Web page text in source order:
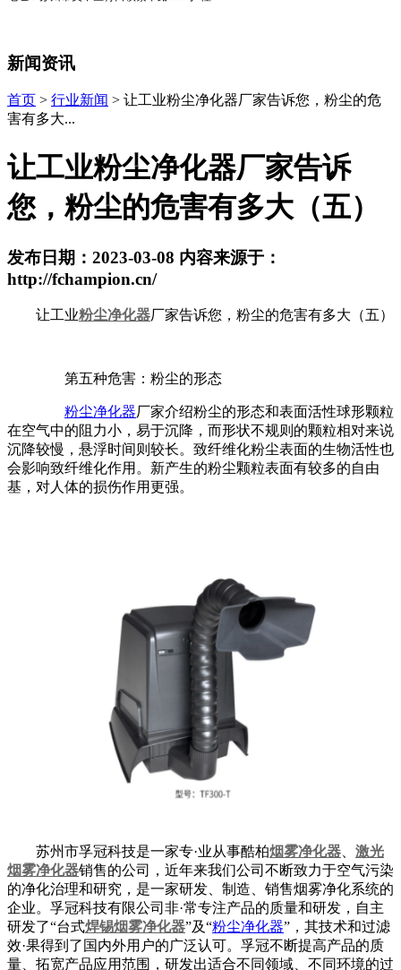
新闻资讯
首页 > 行业新闻 > 让工业粉尘净化器厂家告诉您，粉尘的危
害有多大...
让工业粉尘净化器厂家告诉
您，粉尘的危害有多大（五）
发布日期：2023-03-08 内容来源于：
http://fchampion.cn/
让工业粉尘净化器厂家告诉您，粉尘的危害有多大（五）
第五种危害：粉尘的形态
粉尘净化器厂家介绍粉尘的形态和表面活性球形颗粒
在空气中的阻力小，易于沉降，而形状不规则的颗粒相对来说
沉降较慢，悬浮时间则较长。致纤维化粉尘表面的生物活性也
会影响致纤维化作用。新产生的粉尘颗粒表面有较多的自由
基，对人体的损伤作用更强。
苏州市孚冠科技是一家专·业从事酷柏烟雾净化器
激光
烟雾净化器销售的公司，近年来我们公司不断致力于空气污染
的净化治理和研究，是一家研发、制造、销售烟雾净化系统的
企业。孚冠科技有限公司非·常专注产品的质量和研发，自主
研发了“台式焊锡烟雾净化器”及“粉尘净化器”，其技术和过滤
效·果得到了国内外用户的广泛认可。孚冠不断提高产品的质
量、拓宽产品应用范围，研发出适合不同领域、不同环境的过